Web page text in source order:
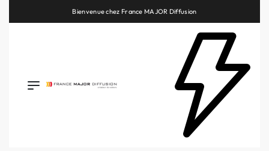
Bienvenue chez France MAJOR Diffusion
Retrouvez les plus belles marques de la HiFi, de l’intégration et du Home Cinéma